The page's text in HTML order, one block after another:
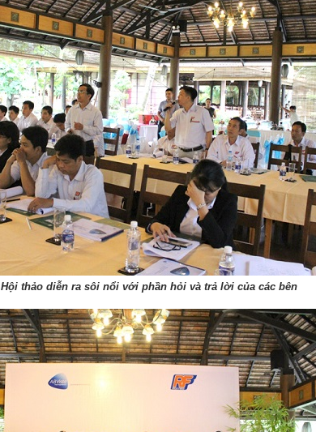
thảo diễn ra sôi nổi với phần hỏi và trả lời của các bên